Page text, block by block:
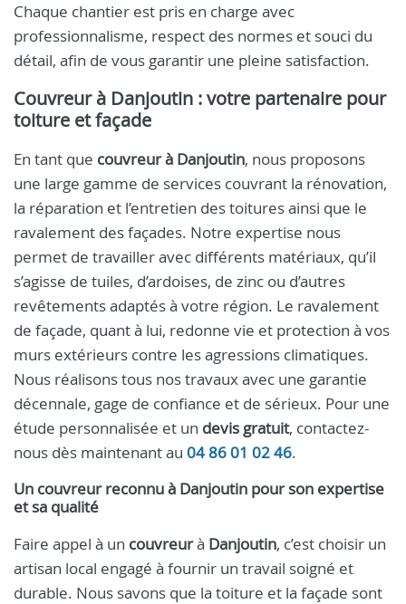
Chaque chantier est pris en charge avec
professionnalisme, respect des normes et souci du
détail, afin de vous garantir une pleine satisfaction.
Couvreur à Danjoutin : votre partenaire pour
toiture et façade
En tant que couvreur à Danjoutin, nous proposons
une large gamme de services couvrant la rénovation,
la réparation et l’entretien des toitures ainsi que le
ravalement des façades. Notre expertise nous
permet de travailler avec différents matériaux, qu’il
s’agisse de tuiles, d’ardoises, de zinc ou d’autres
revêtements adaptés à votre région. Le ravalement
de façade, quant à lui, redonne vie et protection à vos
murs extérieurs contre les agressions climatiques.
Nous réalisons tous nos travaux avec une garantie
décennale, gage de confiance et de sérieux. Pour une
étude personnalisée et un devis gratuit, contactez-
nous dès maintenant au 04 86 01 02 46.
Un couvreurreconnu à Danjoutin pour son expertise
et sa qualité
Faire appel à un couvreurà Danjoutin, c’est choisir un
artisan local engagé à fournir un travail soigné et
durable. Nous savons que la toiture et la façade sont